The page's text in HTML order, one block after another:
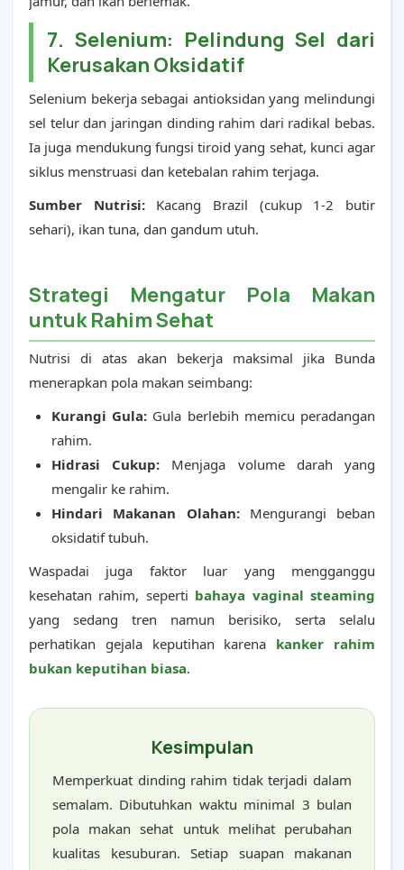
7. Selenium: Pelindung Sel dari
Kerusakan Oksidatif
Selenium bekerja sebagai antioksidan yang melindungi
sel telur dan jaringan dinding rahim dari radikal bebas.
Ia juga mendukung fungsi tiroid yang sehat, kunci agar
siklus menstruasi dan ketebalan rahim terjaga.
Sumber Nutrisi:Kacang Brazil (cukup 1-2 butir
sehari), ikan tuna, dan gandum utuh.
Strategi Mengatur Pola Makan
untuk Rahim Sehat
Nutrisi di atas akan bekerja maksimal jika Bunda
menerapkan pola makan seimbang:
Kurangi Gula: Gula berlebih memicu peradangan
rahim.
Hidrasi Cukup: Menjaga volume darah yang
mengalir ke rahim.
Hindari Makanan Olahan:Mengurangi beban
oksidatif tubuh.
Waspadai juga faktor luar yang mengganggu
kesehatan rahim, seperti bahaya vaginal steaming
yang sedang tren namun berisiko, serta selalu
perhatikan gejala keputihan karena kanker rahim
bukan keputihan biasa.
Kesimpulan
Memperkuat dinding rahim tidak terjadi dalam
semalam. Dibutuhkan waktu minimal 3 bulan
pola makan sehat untuk melihat perubahan
kualitas kesuburan. Setiap suapan makanan